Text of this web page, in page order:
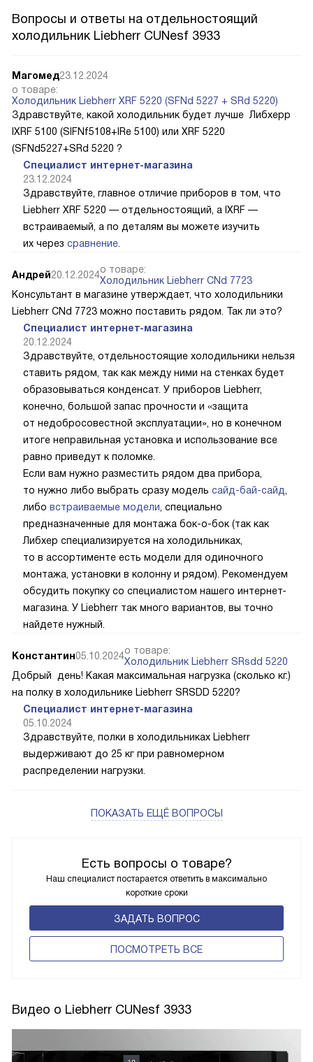
Вопросы и ответы на отдельностоящий
холодильник Liebherr CUNesf 3933
Есть вопросы о товаре?
Наш специалист постарается ответить в максимально
короткие сроки
ЗАДАТЬ ВОПРОС
ПОCМОТРЕТЬ ВСЕ
Магомед23.12.2024
о товаре:
Холодильник Liebherr XRF 5220 (SFNd 5227 + SRd 5220)
Здравствуйте, какой холодильник будет лучше Либхерр
IXRF 5100 (SIFNf5108+IRe 5100) или XRF 5220
(SFNd5227+SRd 5220 ?
Специалист интернет-магазина
23.12.2024
Здравствуйте, главное отличие приборов в том, что
Liebherr XRF 5220 — отдельностоящий, а IXRF —
встраиваемый, а по деталям вы можете изучить
их через сравнение
Андрей20.12.2024о товаре:
Холодильник Liebherr CNd 7723
Консультант в магазине утверждает, что холодильники
Liebherr CNd 7723 можно поставить рядом. Так ли это?
Специалист интернет-магазина
20.12.2024
Здравствуйте, отдельностоящие холодильники нельзя
ставить рядом, так как между ними на стенках будет
образовываться конденсат. У приборов Liebherr,
конечно, большой запас прочности и «защита
от недобросовестной эксплуатации», но в конечном
итоге неправильная установка и использование все
равно приведут к поломке.
Если вам нужно разместить рядом два прибора,
то нужно либо выбрать сразу модель сайд-бай-сайд
либо встраиваемые модели , специально
предназначенные для монтажа бок-о-бок (так как
Либхер специализируется на холодильниках,
то в ассортименте есть модели для одиночного
монтажа, установки в колонну и рядом). Рекомендуем
обсудить покупку со специалистом нашего интернет-
магазина. У Liebherr так много вариантов, вы точно
найдете нужный.
Константин05.10.2024о товаре:
Холодильник Liebherr SRsdd 5220
Добрый день! Какая максимальная нагрузка (сколько кг.)
на полку в холодильнике Liebherr SRSDD 5220?
Специалист интернет-магазина
05.10.2024
Здравствуйте, полки в холодильниках Liebherr
выдерживают до 25 кг при равномерном
распределении нагрузки.
ПОКАЗАТЬ ЕЩЁ ВОПРОСЫ
Видео о Liebherr CUNesf 3933